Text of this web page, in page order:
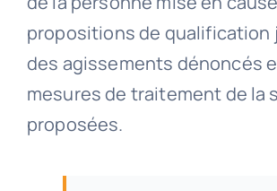
propositions de qualification
des agissements dénoncés
mesures de traitement de la
proposées.